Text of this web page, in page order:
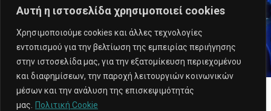
Αυτή η ιστοσελίδα χρησιμοποιεί cookies
Χρησιμοποιούμε cookies και άλλες τεχνολογίες
εντοπισμού για την βελτίωση της εμπειρίας περιήγησης
στην ιστοσελίδα μας, για την εξατομίκευση περιεχομένου
και διαφημίσεων, την παροχή λειτουργιών κοινωνικών
μέσων και την ανάλυση της επισκεψιμότητάς
μας.
Πολιτική Cookie
Video production for Event plus @ Athenaeum Intercontinental